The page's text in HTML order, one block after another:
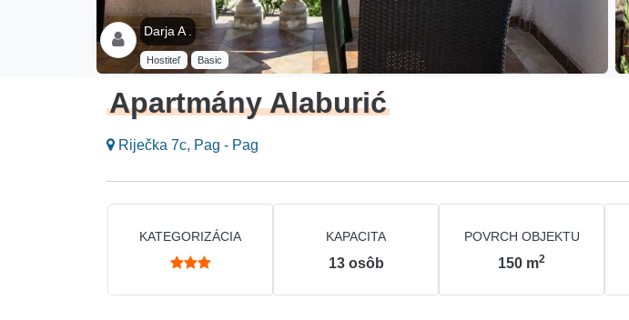
Darja A .
Hostiteľ Basic
Apartmány Alaburić
Riječka 7c, Pag - Pag
KATEGORIZÁCIA KAPACITA
13 osôb
POVRCH OBJEKTU
150 m2